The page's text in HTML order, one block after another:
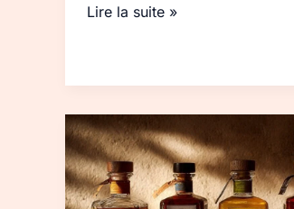
Lire la suite »
Alcool
portugais :
spiritueux
et